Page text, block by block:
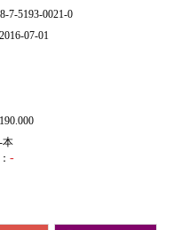
7-5193-0021-0
07-01
-本
-